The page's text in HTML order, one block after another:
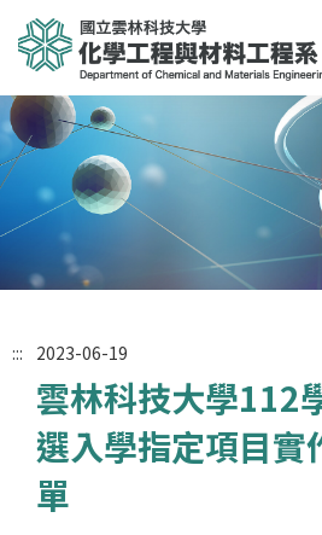
::: 2023-06-19
雲林科技大學112
選入學指定項目實
單